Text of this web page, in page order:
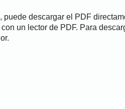
puede descargar el PDF
un lector de PDF. Para